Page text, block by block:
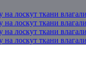
лоскут ткани
лоскут ткани
лоскут ткани
лоскут ткани